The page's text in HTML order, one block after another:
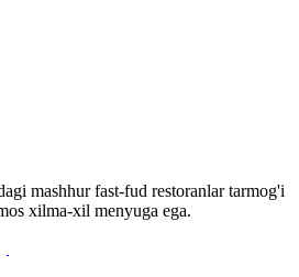
mashhur fast-fud restoranlar tarmog'i
xilma-xil menyuga ega.